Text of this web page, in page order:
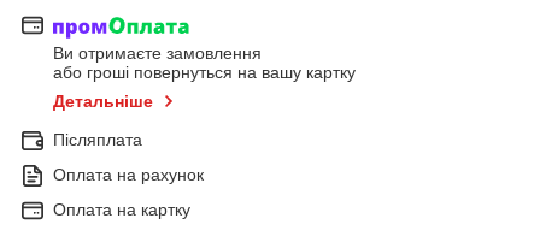
Ви отримаєте замовлення
або гроші повернуться на вашу картку
Детальніше
Післяплата
Оплата на рахунок
Оплата на картку